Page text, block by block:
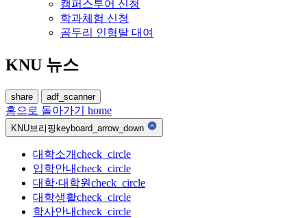
캠퍼스투어 신청
학과체험 신청
곰두리 인형탈 대여
KNU 뉴스
share adf_scanner
홈으로 돌아가기 home
KNU브리핑keyboard_arrow_down
대학소개check_circle
입학안내check_circle
대학·대학원check_circle
대학생활check_circle
학사안내check_circle